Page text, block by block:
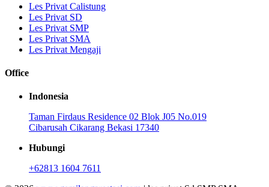
Les Privat Calistung
Les Privat SD
Les Privat SMP
Les Privat SMA
Les Privat Mengaji
Office
Indonesia
Taman Firdaus Residence 02 Blok J05 No.019
Cibarusah Cikarang Bekasi 17340
Hubungi
+62813 1604 7611